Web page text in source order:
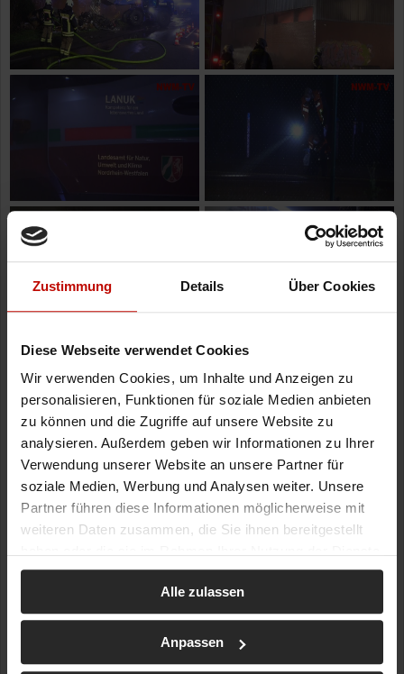
Zustimmung Details Über Cookies
Diese Webseite verwendet Cookies
Wir verwenden Cookies, um Inhalte und Anzeigen zu
personalisieren, Funktionen für soziale Medien anbieten
zu können und die Zugriffe auf unsere Website zu
analysieren. Außerdem geben wir Informationen zu Ihrer
Verwendung unserer Website an unsere Partner für
soziale Medien, Werbung und Analysen weiter. Unsere
Partner führen diese Informationen möglicherweise mit
weiteren Daten zusammen, die Sie ihnen bereitgestellt
gesammelt haben.
Alle zulassen
Anpassen